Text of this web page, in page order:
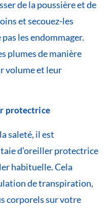
de la poussière et de
et secouez-les
les endommager.
plumes de manière
volume et leur
protectrice
saleté, il est
d’oreiller protectrice
habituelle. Cela
de transpiration,
corporels sur votre